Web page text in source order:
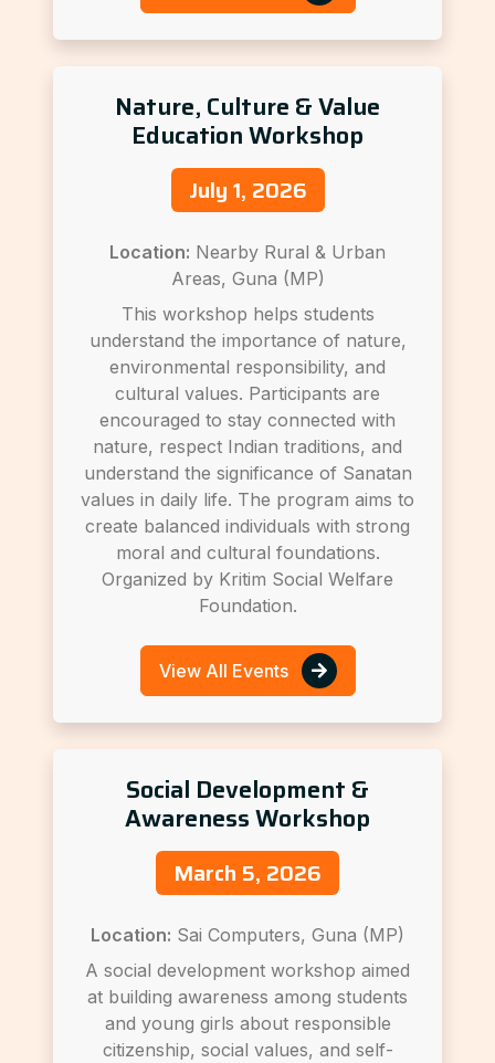
Nature, Culture & Value
Education Workshop
July 1, 2026
Location: Nearby Rural & Urban
Areas, Guna (MP)
This workshop helps students
understand the importance of nature,
environmental responsibility, and
cultural values. Participants are
encouraged to stay connected with
nature, respect Indian traditions, and
understand the significance of Sanatan
values in daily life. The program aims to
create balanced individuals with strong
moral and cultural foundations.
Organized by Kritim Social Welfare
Foundation.
View All Events
Social Development &
Awareness Workshop
March 5, 2026
Location: Sai Computers, Guna (MP)
A social development workshop aimed
at building awareness among students
and young girls about responsible
citizenship, social values, and self-